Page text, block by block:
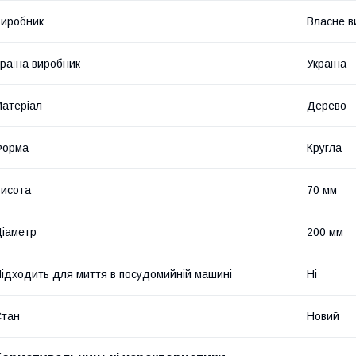
Власне
виробник Україна
Дерево
Кругла
70 мм
200 мм
для миття в посудомийній машині Ні
Новий